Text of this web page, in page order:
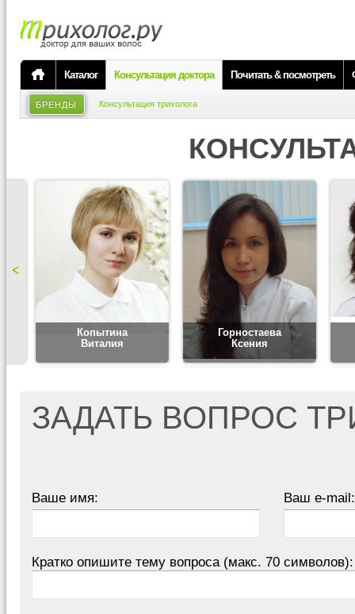
Каталог Консультация доктора Почитать & посмотреть
БРЕНДЫ Консультация трихолога
Копытина
Виталия
Горностаева
Ксения
ЗАДАТЬ ВОПРОС
Ваше имя: Ваш e-mail:
Кратко опишите тему вопроса (макс. 70 символов):